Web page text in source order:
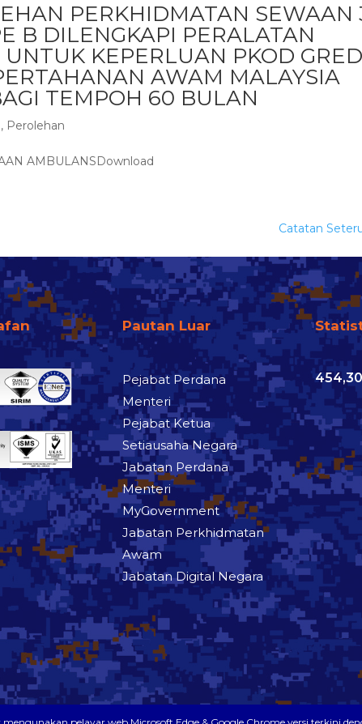
PERKHIDMATAN SEWAAN
B DILENGKAPI PERALATAN
KEPERLUAN PKOD
AWAM MALAYSIA
TEMPOH 60 BULAN
, Perolehan
AMBULANSDownload
Catatan
Pautan Luar
Pejabat Perdana
Menteri
Pejabat Ketua
Setiausaha Negara
Jabatan Perdana
Menteri
MyGovernment
Jabatan Perkhidmatan
Awam
Jabatan Digital Negara